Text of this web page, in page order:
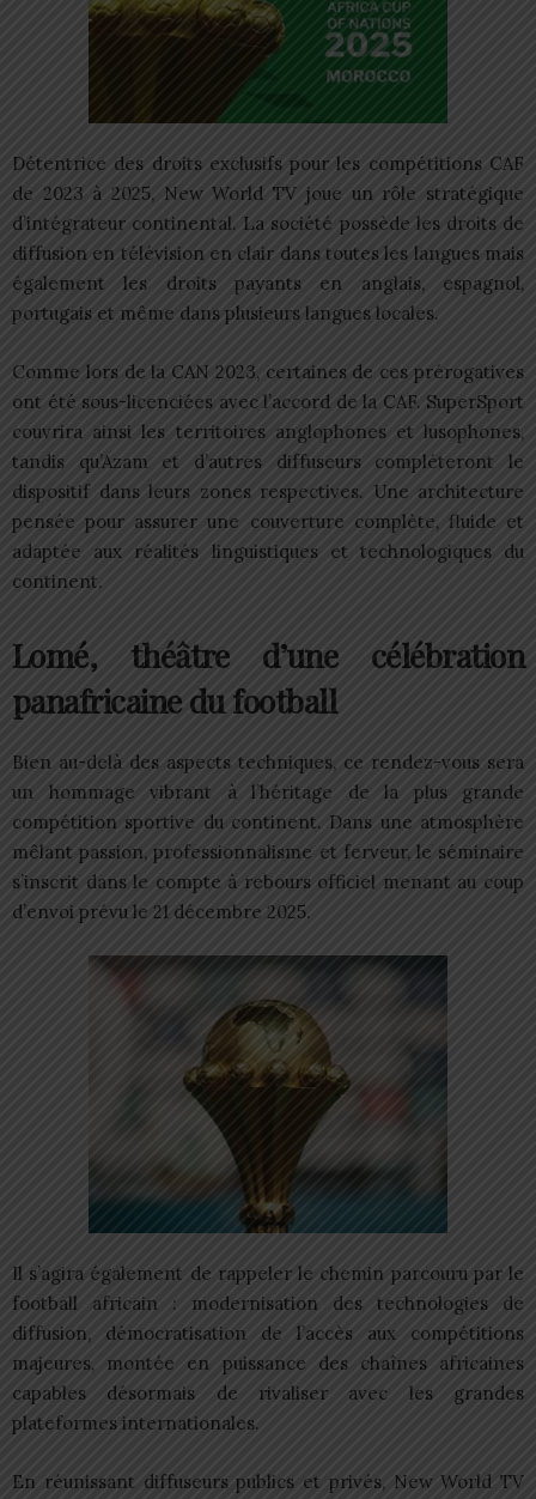
Détentrice des droits exclusifs pour les compétitions CAF
de 2023 à 2025, New World TV joue un rôle stratégique
d’intégrateur continental. La société possède les droits de
diffusion en télévision en clair dans toutes les langues mais
également les droits payants en anglais, espagnol,
portugais et même dans plusieurs langues locales.
Comme lors de la CAN 2023, certaines de ces prérogatives
ont été sous-licenciées avec l’accord de la CAF. SuperSport
couvrira ainsi les territoires anglophones et lusophones,
tandis qu’Azam et d’autres diffuseurs compléteront le
dispositif dans leurs zones respectives. Une architecture
pensée pour assurer une couverture complète, fluide et
adaptée aux réalités linguistiques et technologiques du
continent.
Lomé, théâtre d’une célébration
panafricaine du football
Bien au-delà des aspects techniques, ce rendez-vous sera
un hommage vibrant à l’héritage de la plus grande
compétition sportive du continent. Dans une atmosphère
mêlant passion, professionnalisme et ferveur, le séminaire
s’inscrit dans le compte à rebours officiel menant au coup
d’envoi prévu le 21 décembre 2025.
Il s’agira également de rappeler le chemin parcouru par le
football africain : modernisation des technologies de
diffusion, démocratisation de l’accès aux compétitions
majeures, montée en puissance des chaînes africaines
capables désormais de rivaliser avec les grandes
plateformes internationales.
En réunissant diffuseurs publics et privés, New World TV